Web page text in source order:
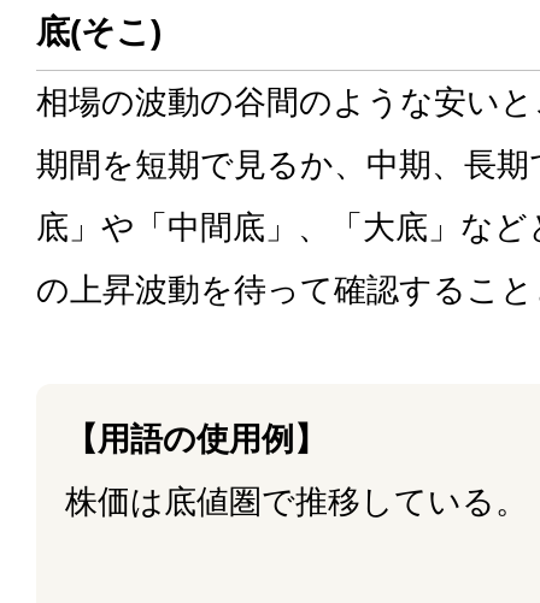
底(そこ)
相場の波動の谷間のような安い
期間を短期で見るか、中期、長
底」や「中間底」、「大底」な
の上昇波動を待って確認するこ
【用語の使用例】
株価は底値圏で推移している。